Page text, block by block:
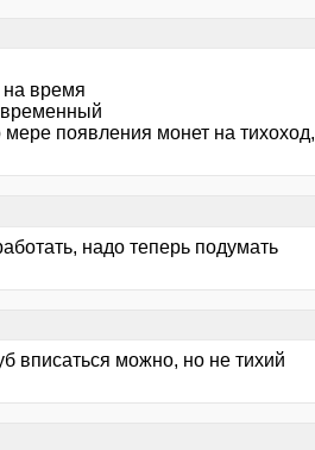
время
появления монет на тихоход,
надо теперь подумать
вписаться можно, но не тихий